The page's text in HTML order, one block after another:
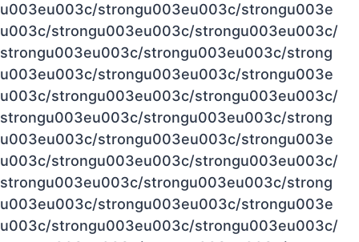
u003eu003c/strongu003eu003c/strongu003e
u003c/strongu003eu003c/strongu003eu003c/
strongu003eu003c/strongu003eu003c/strong
u003eu003c/strongu003eu003c/strongu003e
u003c/strongu003eu003c/strongu003eu003c/
strongu003eu003c/strongu003eu003c/strong
u003eu003c/strongu003eu003c/strongu003e
u003c/strongu003eu003c/strongu003eu003c/
strongu003eu003c/strongu003eu003c/strong
u003eu003c/strongu003eu003c/strongu003e
u003c/strongu003eu003c/strongu003eu003c/